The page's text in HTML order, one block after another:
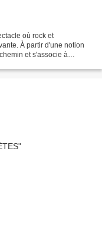
où rock et
À partir d'une notion
et s'associe à